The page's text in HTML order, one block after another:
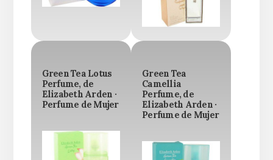
Green Tea Lotus
Perfume, de
Elizabeth Arden ·
Perfume de Mujer
Green Tea
Camellia
Perfume, de
Elizabeth Arden ·
Perfume de Mujer